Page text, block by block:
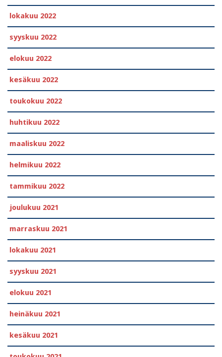
lokakuu 2022
syyskuu 2022
elokuu 2022
kesäkuu 2022
toukokuu 2022
huhtikuu 2022
maaliskuu 2022
helmikuu 2022
tammikuu 2022
joulukuu 2021
marraskuu 2021
lokakuu 2021
syyskuu 2021
elokuu 2021
heinäkuu 2021
kesäkuu 2021